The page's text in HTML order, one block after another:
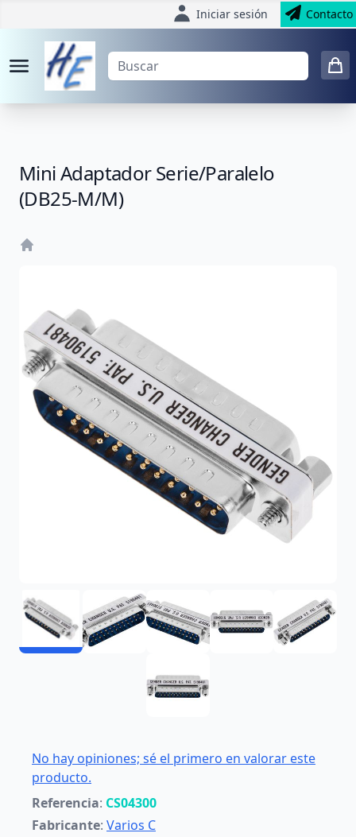
Iniciar sesión Contacto
Mini Adaptador Serie/Paralelo
(DB25-M/M)
No hay opiniones; sé el primero en valorar este
producto.
Referencia: CS04300
Fabricante: Varios C